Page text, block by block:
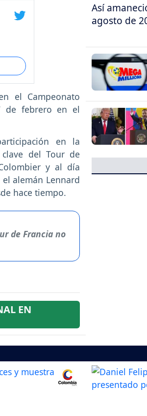
el Campeonato
de febrero en el
en la
clave del Tour de
y al día
alemán Lennard
hace tiempo.
de Francia no
EN
Así
agosto de